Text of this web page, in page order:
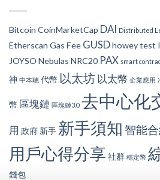
Bitcoin CoinMarketCap DAI Distributed
Etherscan Gas Fee GUSDhowey test
JOYSO Nebulas NRC20 PAX smart
神 中本聰 代幣 以太坊 以太幣 企業應用
幣 區塊鏈 區塊鏈3.0 去中心化
用 政府 新手 新手須知 智能
用戶心得分享 社群 穩定幣
錢包